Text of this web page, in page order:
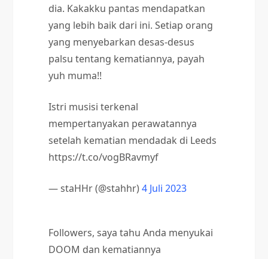
dia. Kakakku pantas mendapatkan
yang lebih baik dari ini. Setiap orang
yang menyebarkan desas-desus
palsu tentang kematiannya, payah
yuh muma!!
Istri musisi terkenal
mempertanyakan perawatannya
setelah kematian mendadak di Leeds
https://t.co/vogBRavmyf
— staHHr (@stahhr)4 Juli 2023
Followers, saya tahu Anda menyukai
DOOM dan kematiannya